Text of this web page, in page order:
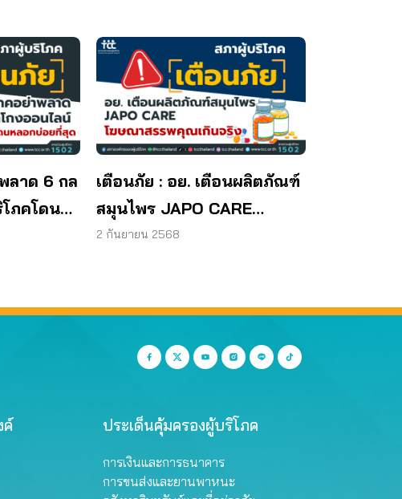
ลาด 6 กล
ภคโดน
เตือนภัย : อย. เตือนผลิตภัณฑ์
สมุนไพร JAPO CARE
โฆษณาสรรพคุณเกินจริง
2 กันยายน 2568
ค์ ประเด็นคุ้มครองผู้บริโภค
การเงินและการธนาคาร
การขนส่งและยานพาหนะ